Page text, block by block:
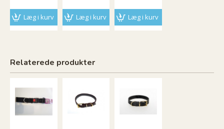
Læg i kurv Læg i kurv Læg i kurv
Relaterede produkter